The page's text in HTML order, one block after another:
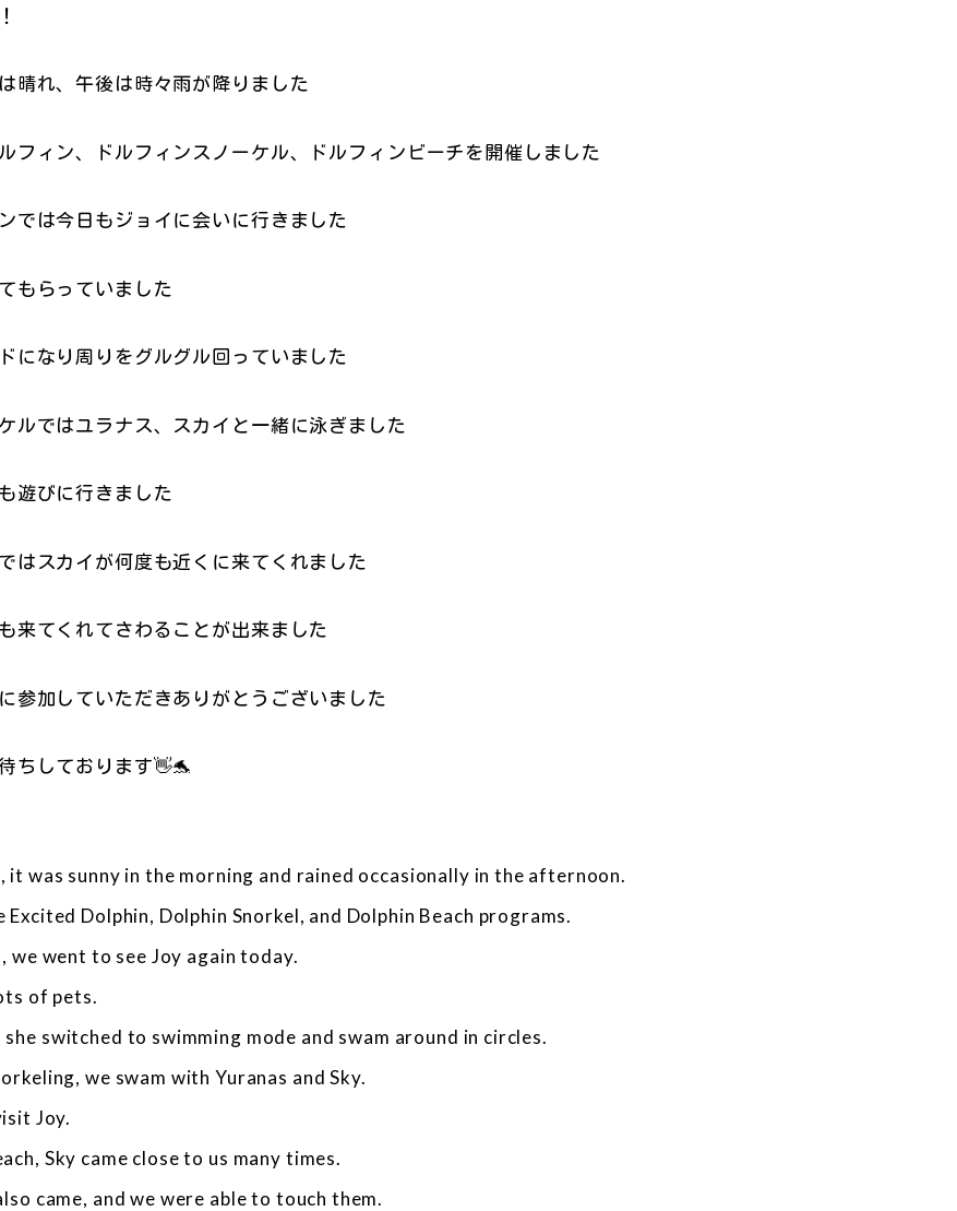
晴れ、午後は時々雨が降りました
フィン、ドルフィンスノーケル、ドルフィンビーチを開催しました
では今日もジョイに会いに行きました
もらっていました
になり周りをグルグル回っていました
ルではユラナス、スカイと一緒に泳ぎました
遊びに行きました
はスカイが何度も近くに来てくれました
来てくれてさわることが出来ました
参加していただきありがとうございました
ちしております👋🐬
it was sunny in the morning and rained occasionally in the afternoon.
Excited Dolphin, Dolphin Snorkel, and Dolphin Beach programs.
we went to see Joy again today.
of pets.
switched to swimming mode and swam around in circles.
we swam with Yuranas and Sky.
Joy.
Sky came close to us many times.
came, and we were able to touch them.